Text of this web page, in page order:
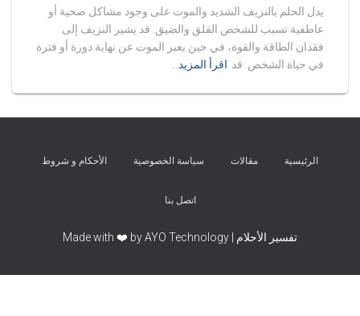
يدل الحلم بالنزيف الشديد والموت على وجود مشاكل صحية أو
عاطفية تسبب للشخص القلق والضيق. قد يشير النزيف إلى
فقدان الطاقة والقوة، في حين يعبر الموت عن نهاية دورة أو فترة
في حياة الشخص. قد اقرأ المزيد…
الرئيسية مقالات سياسة الخصوصية الأحكام و شروط
اتصل بنا
تفسير الأحلام | Made with ❤️ by AYO Technology